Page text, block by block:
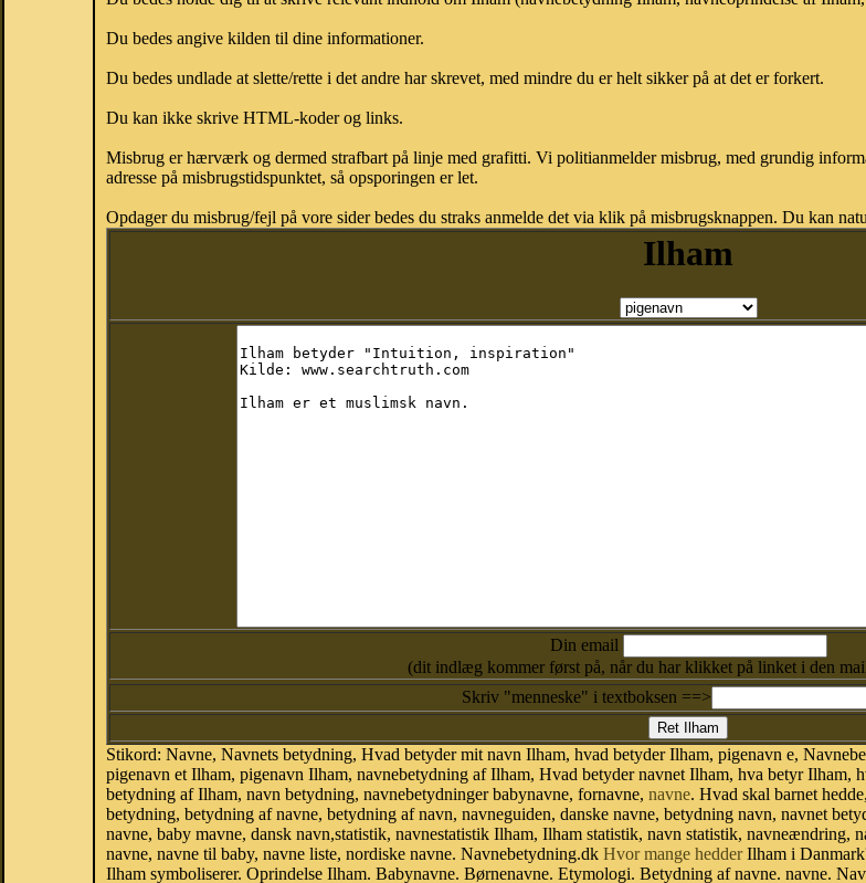
Du bedes angive kilden til dine informationer.
Du bedes undlade at slette/rette i det andre har skrevet, med mindre du er helt sikker på at det er forkert.
Du kan ikke skrive HTML-koder og links.
Misbrug er hærværk og dermed strafbart på linje med grafitti. Vi politianmelder misbrug, med grundig
adresse på misbrugstidspunktet, så opsporingen er let.
Opdager du misbrug/fejl på vore sider bedes du straks anmelde det via klik på misbrugsknappen. Du kan
Ilham
Din email
(dit indlæg kommer først på, når du har klikket på linket i den
Skriv "menneske" i textboksen ==>
Stikord: Navne, Navnets betydning, Hvad betyder mit navn Ilham, hvad betyder Ilham, pigenavn e,
pigenavn et Ilham, pigenavn Ilham, navnebetydning af Ilham, Hvad betyder navnet Ilham, hva betyr Ilham,
betydning af Ilham, navn betydning, navnebetydninger babynavne, fornavne, navne. Hvad skal barnet
betydning, betydning af navne, betydning af navn, navneguiden, danske navne, betydning navn, navnet
navne, baby mavne, dansk navn,statistik, navnestatistik Ilham, Ilham statistik, navn statistik, navneændring,
navne, navne til baby, navne liste, nordiske navne. Navnebetydning.dk Hvor mange hedderIlham i
Ilham symboliserer. Oprindelse Ilham. Babynavne. Børnenavne. Etymologi. Betydning af navne. navne.